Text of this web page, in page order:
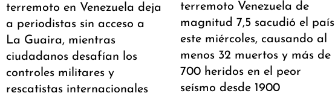
terremoto en Venezuela deja
a periodistas sin acceso a
La Guaira, mientras
ciudadanos desafían los
controles militares y
rescatistas internacionales
terremoto Venezuela de
magnitud 7,5 sacudió el país
este miércoles, causando al
menos 32 muertos y más de
700 heridos en el peor
seísmo desde 1900